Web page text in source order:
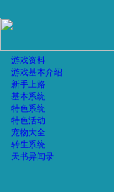
游戏资料
游戏基本介绍
新手上路
基本系统
特色系统
特色活动
宠物大全
转生系统
天书异闻录